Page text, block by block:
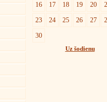
16
17 18 19 20
23
24 25 26 27
30
Uz šodienu